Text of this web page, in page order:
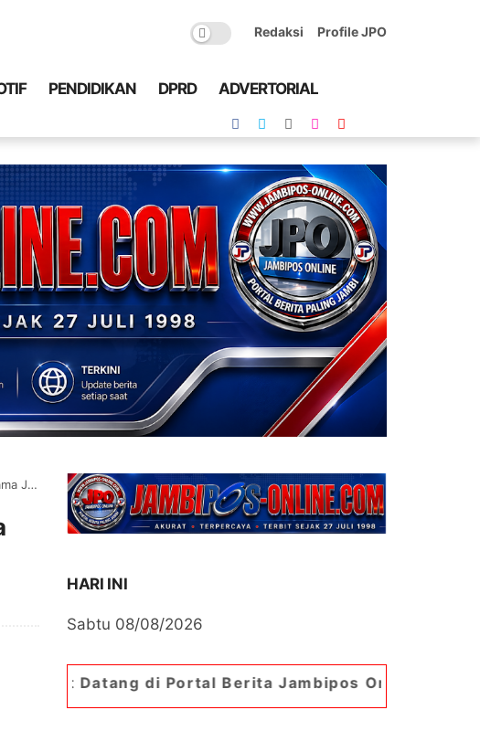
Redaksi Profile JPO
PENDIDIKAN DPRD ADVERTORIAL
HARI INI
Sabtu 08/08/2026
di Portal Berita Jambipos Online. Portal Berita